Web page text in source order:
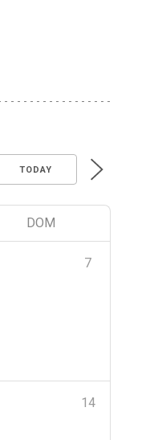
TODAY
DOM
7
14